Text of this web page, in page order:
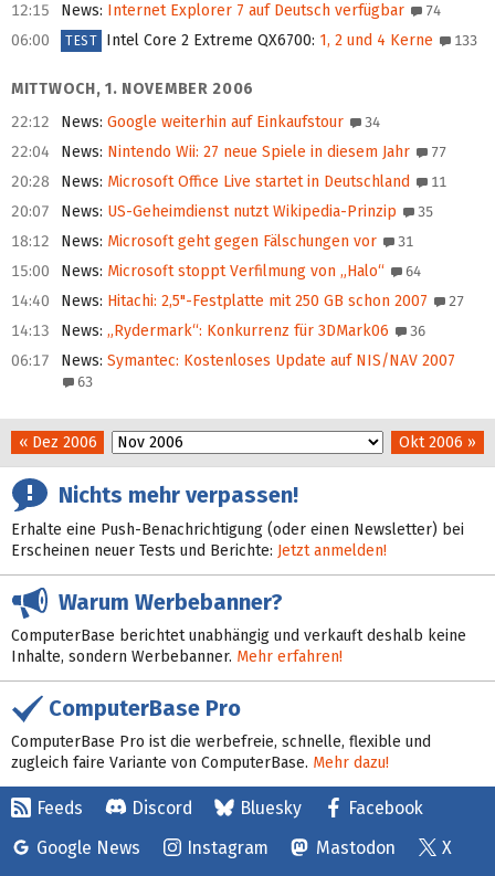
12:15 News: Internet Explorer 7 auf Deutsch verfügbar 74
06:00 TEST Intel Core 2 Extreme QX6700: 1, 2 und 4 Kerne 133
MITTWOCH, 1. NOVEMBER 2006
22:12
News: Google weiterhin auf Einkaufstour 34
22:04 News: Nintendo Wii: 27 neue Spiele in diesem Jahr 77
20:28 News: Microsoft Office Live startet in Deutschland 11
20:07 News: US-Geheimdienst nutzt Wikipedia-Prinzip 35
18:12 News: Microsoft geht gegen Fälschungen vor 31
15:00 News: Microsoft stoppt Verfilmung von „Halo“ 64
14:40 News: Hitachi: 2,5"-Festplatte mit 250 GB schon 2007 27
14:13 News: „Rydermark“: Konkurrenz für 3DMark06 36
06:17 News: Symantec: Kostenloses Update auf NIS/NAV 2007
63
« Dez 2006 Okt 2006 »
Nichts mehr verpassen!
Erhalte eine Push-Benachrichtigung (oder einen Newsletter) bei
Erscheinen neuer Tests und Berichte: Jetzt anmelden!
Warum Werbebanner?
ComputerBase berichtet unabhängig und verkauft deshalb keine
Inhalte, sondern Werbebanner. Mehr erfahren!
ComputerBase Pro
ComputerBase Pro ist die werbefreie, schnelle, flexible und
zugleich faire Variante von ComputerBase. Mehr dazu!
Feeds Discord Bluesky
Facebook
Google News
Instagram Mastodon X